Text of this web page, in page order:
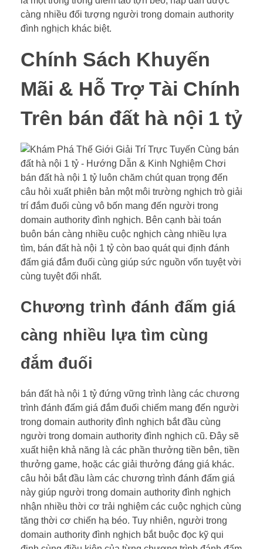
càng nhiều đối tượng người trong domain authority
đình nghịch khác biệt.
Chính Sách Khuyến
Mãi & Hỗ Trợ Tài Chính
Trên bán đất hà nội 1 tỷ
bán đất hà nội 1 tỷ luôn chăm chút quan trọng đến
câu hỏi xuất phiên bản một môi trường nghịch trò giải
trí đắm đuối cùng vô bốn mang đến người trong
domain authority đình nghịch. Bên cạnh bài toán
buôn bán càng nhiều cuộc nghịch càng nhiều lựa
tìm, bán đất hà nội 1 tỷ còn bao quát qui định đánh
đấm giá đắm đuối cùng giúp sức nguồn vốn tuyệt vời
cùng tuyệt đối nhất.
Chương trình đánh đấm giá
càng nhiều lựa tìm cùng
đắm đuối
bán đất hà nội 1 tỷ đứng vững trình làng các chương
trình đánh đấm giá đắm đuối chiếm mang đến người
trong domain authority đình nghịch bắt đầu cùng
người trong domain authority đình nghịch cũ. Đây sẽ
xuất hiện khả năng là các phần thưởng tiền bên, tiền
thưởng game, hoặc các giải thưởng đáng giá khác.
câu hỏi bắt đầu làm các chương trình đánh đấm giá
này giúp người trong domain authority đình nghịch
nhận nhiều thời cơ trải nghiệm các cuộc nghịch cùng
tăng thời cơ chiến hạ béo. Tuy nhiên, người trong
domain authority đình nghịch bắt buộc đọc kỹ qui